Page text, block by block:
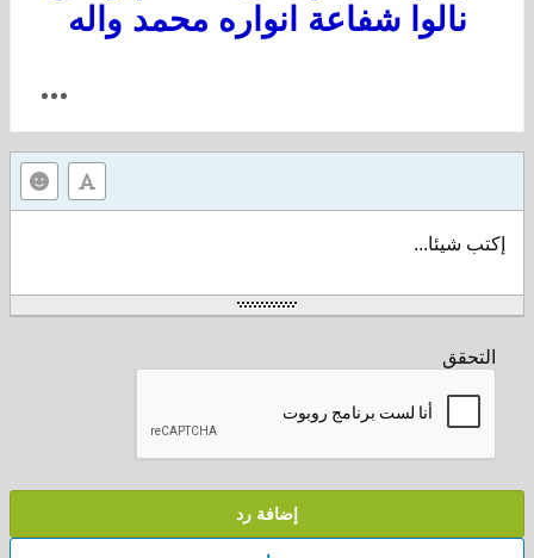
نالوا شفاعة انواره محمد واله
إكتب شيئا...
التحقق
إضافة رد